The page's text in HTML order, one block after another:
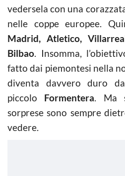
vedersela con una
nelle coppe europee.
Madrid, Atletico,
Bilbao. Insomma,
fatto dai piemontesi nella
diventa davvero duro
piccolo Formentera. Ma
sorprese sono sempre
vedere.